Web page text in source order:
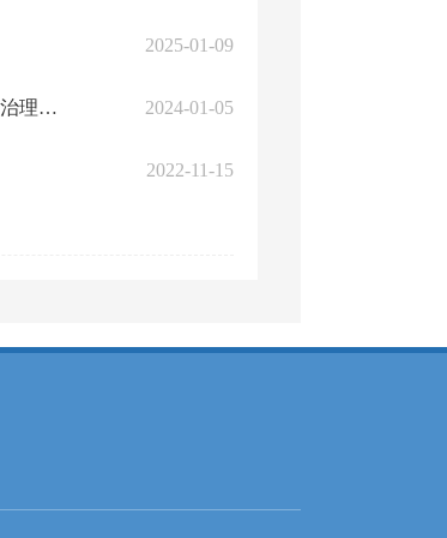
2025-01-09
关于印发《市国资委2023年安全生产、环境保护、信访维稳和社会治安综合治理工作... 2024-01-05
2022-11-15